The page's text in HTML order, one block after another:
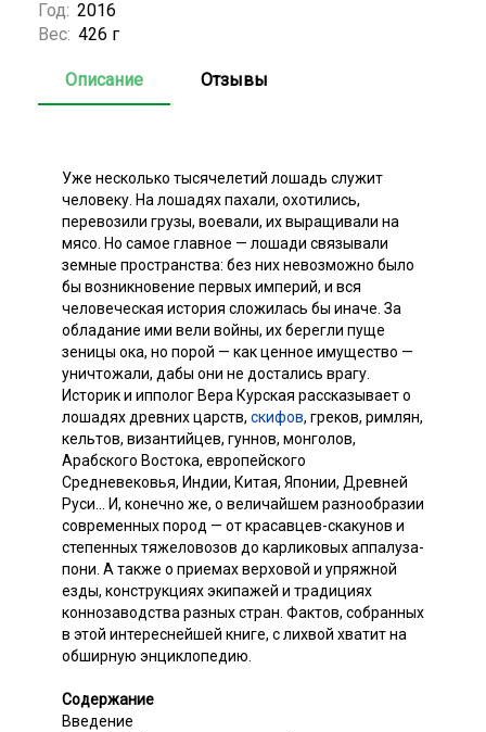
Год: 2016
Вес: 426 г
Описание Отзывы
Уже несколько тысячелетий лошадь служит
человеку. На лошадях пахали, охотились,
перевозили грузы, воевали, их выращивали на
мясо. Но самое главное — лошади связывали
земные пространства: без них невозможно было
бы возникновение первых империй, и вся
человеческая история сложилась бы иначе. За
обладание ими вели войны, их берегли пуще
зеницы ока, но порой — как ценное имущество —
уничтожали, дабы они не достались врагу.
Историк и ипполог Вера Курская рассказывает о
лошадях древних царств, скифов, греков, римлян,
кельтов, византийцев, гуннов, монголов,
Арабского Востока, европейского
Средневековья, Индии, Китая, Японии, Древней
Руси... И, конечно же, о величайшем разнообразии
современных пород — от красавцев-скакунов и
степенных тяжеловозов до карликовых аппалуза-
пони. А также о приемах верховой и упряжной
езды, конструкциях экипажей и традициях
коннозаводства разных стран. Фактов, собранных
в этой интереснейшей книге, с лихвой хватит на
обширную энциклопедию.
Содержание
Введение